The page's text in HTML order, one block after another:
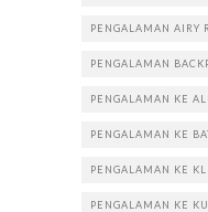
PENGALAMAN AIRY
PENGALAMAN
PENGALAMAN KE
PENGALAMAN KE
PENGALAMAN KE KL
PENGALAMAN KE